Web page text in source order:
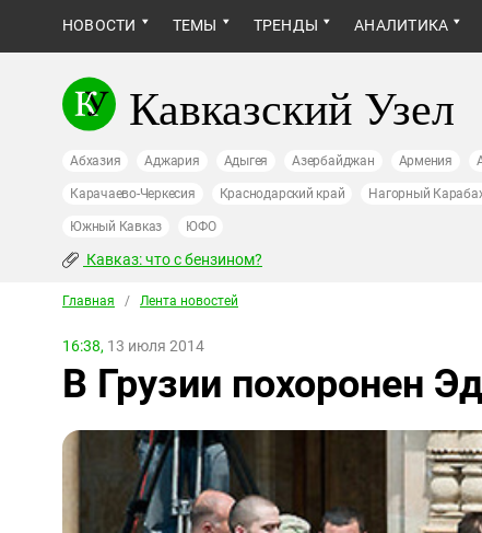
НОВОСТИ ТЕМЫ ТРЕНДЫ АНАЛИТИКА
Кавказский Узел
Абхазия Аджария Адыгея Азербайджан Армения
Карачаево-Черкесия Краснодарский край Нагорный
Южный Кавказ ЮФО
Кавказ: что с бензином?
Главная / Лента новостей
16:38, 13 июля 2014
В Грузии похоронен